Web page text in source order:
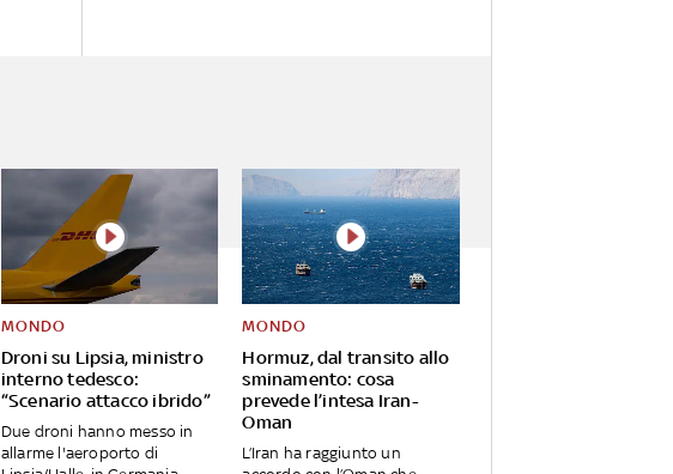
Droni su Lipsia, ministro
interno tedesco:
“Scenario attacco ibrido”
MONDO
Due droni hanno messo in
allarme l'aeroporto di
Hormuz, dal transito allo
sminamento: cosa
prevede l’intesa Iran-
Oman
MONDO
L’Iran ha raggiunto un